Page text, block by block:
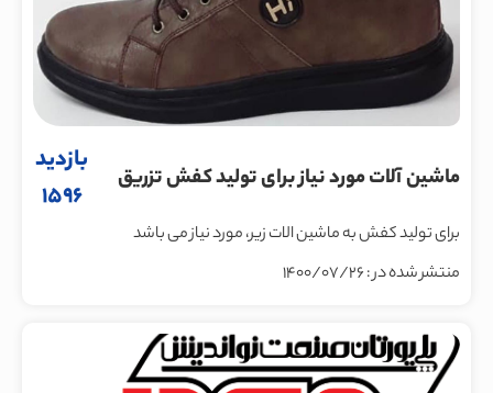
ماشين آلات مورد نياز براى توليد كفش تزريق
بازدید
1596
برای تولید کفش به ماشین الات زیر، مورد نیاز می باشد
منتشر شده در : 1400/07/26